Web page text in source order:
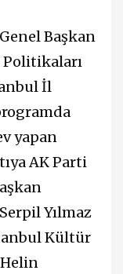
Başkan
Politikaları
İl
yapan
AK Parti
Yılmaz
Kültür